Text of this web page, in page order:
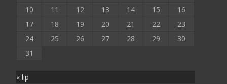
10
11 12 13 14 15
16
17
18 19 20 21 22
23
24
25 26 27 28 29
30
31
« lip